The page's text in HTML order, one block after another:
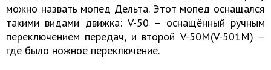
можно назвать мопед Дельта. Этот мопед оснащался
такими видами движка: V-50 – оснащённый ручным
переключением передач, и второй V-50M(V-501M) –
где было ножное переключение.